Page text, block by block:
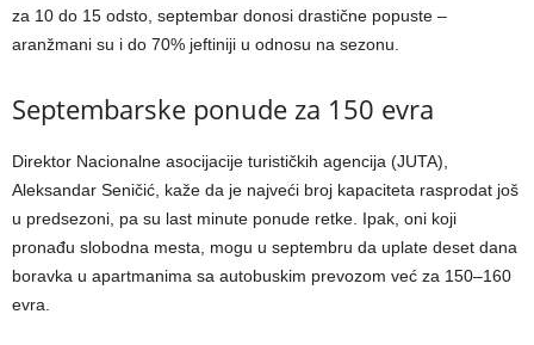
za 10 do 15 odsto, septembar donosi drastične popuste –
aranžmani su i do 70% jeftiniji u odnosu na sezonu.
Septembarske ponude za 150 evra
Direktor Nacionalne asocijacije turističkih agencija (JUTA),
Aleksandar Seničić, kaže da je najveći broj kapaciteta rasprodat još
u predsezoni, pa su last minute ponude retke. Ipak, oni koji
pronađu slobodna mesta, mogu u septembru da uplate deset dana
boravka u apartmanima sa autobuskim prevozom već za 150–160
evra.